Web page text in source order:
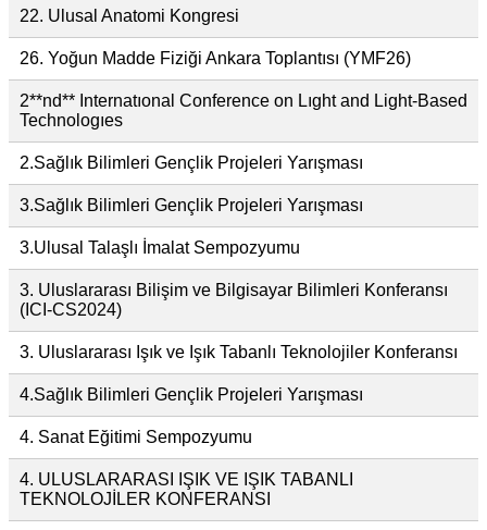
22. Ulusal Anatomi Kongresi
26. Yoğun Madde Fiziği Ankara Toplantısı (YMF26)
2**nd** Internatıonal Conference on Lıght and Light-Based
Technologıes
2.Sağlık Bilimleri Gençlik Projeleri Yarışması
3.Sağlık Bilimleri Gençlik Projeleri Yarışması
3.Ulusal Talaşlı İmalat Sempozyumu
3. Uluslararası Bilişim ve Bilgisayar Bilimleri Konferansı
(ICI-CS2024)
3. Uluslararası Işık ve Işık Tabanlı Teknolojiler Konferansı
4.Sağlık Bilimleri Gençlik Projeleri Yarışması
4. Sanat Eğitimi Sempozyumu
4. ULUSLARARASI IŞIK VE IŞIK TABANLI
TEKNOLOJİLER KONFERANSI